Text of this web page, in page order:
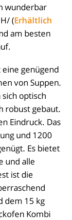
wunderbar
(Erhältlich
am besten
genügend
von Suppen.
optisch
robust gebaut.
Eindruck. Das
und 1200
Es bietet
und alle
ist die
dem 15 kg
Kombi